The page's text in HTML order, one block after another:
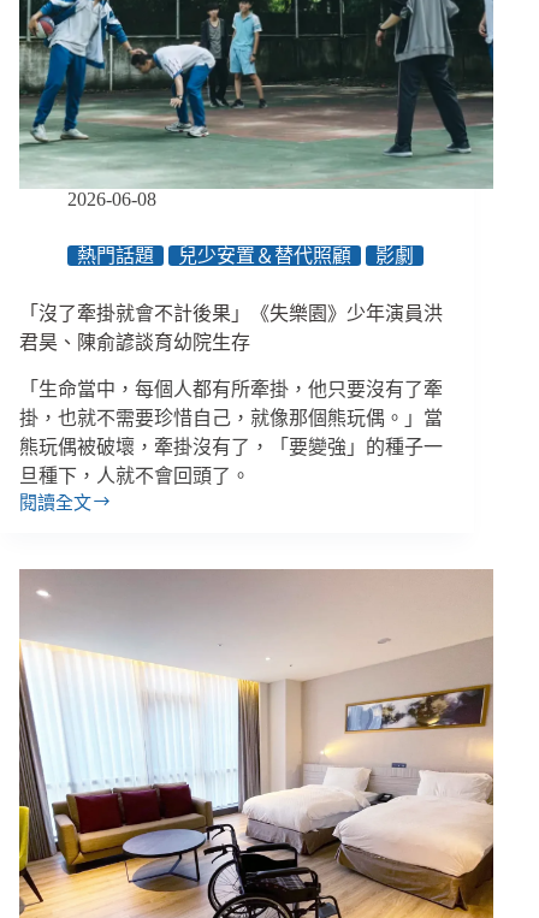
認
證
支
持、
人
口
新
戰
略
庭
支
持
措
施、
臺
中
２
歲
遭
長
期
施
虐
身
亡
2026-06-08
熱門話題 兒少安置＆替代照顧 影劇
「沒了牽掛就會不計後果」《失樂園》少年演員洪
君昊、陳俞諺談育幼院生存
「生命當中，每個人都有所牽掛，他只要沒有了牽
掛，也就不需要珍惜自己，就像那個熊玩偶。」當
熊玩偶被破壞，牽掛沒有了，「要變強」的種子一
旦種下，人就不會回頭了。
閱讀全文
「沒
會
不
計
後
果」
《失
樂
園》
少
年
演